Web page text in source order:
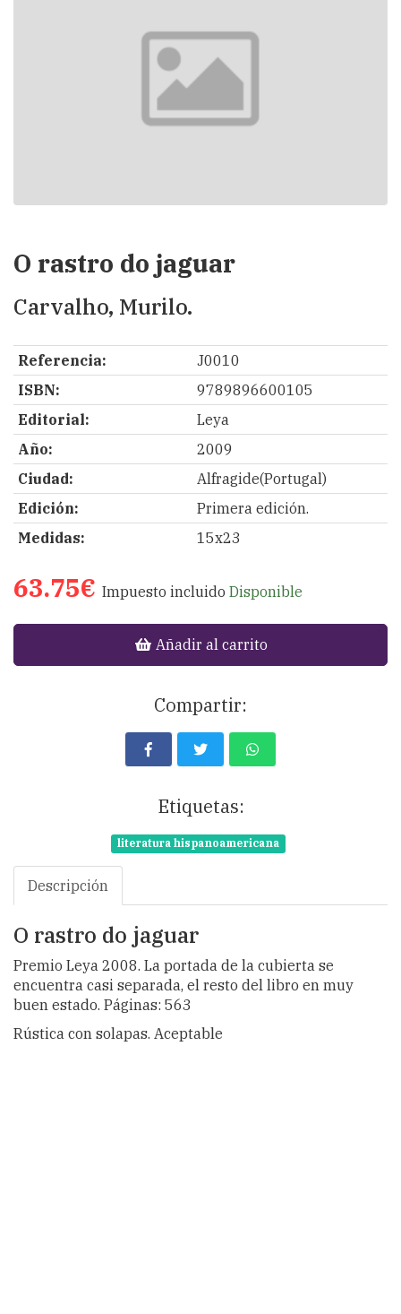
O rastro do jaguar
Carvalho, Murilo.
Referencia:
J0010
ISBN:
9789896600105
Editorial:
Leya
Año:
2009
Ciudad:
Alfragide(Portugal)
Edición:
Primera edición.
Medidas:
15x23
63.75€ Impuesto incluido Disponible
Añadir al carrito
Compartir:
Etiquetas:
literatura hispanoamericana
Descripción
O rastro do jaguar
Premio Leya 2008. La portada de la cubierta se
encuentra casi separada, el resto del libro en muy
buen estado. Páginas: 563
Rústica con solapas. Aceptable